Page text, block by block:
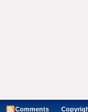
Comments Copyright